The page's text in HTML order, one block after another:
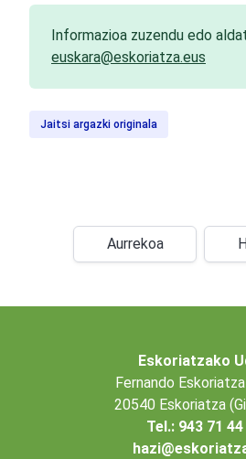
Informazioa zuzendu edo
euskara@eskoriatza.eus
Jaitsi argazki originala
Aurrekoa
Eskoriatzako
Fernando
20540 Eskoriatza
Tel.: 943 71